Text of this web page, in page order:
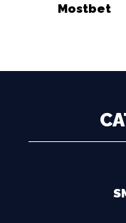
Mostbet